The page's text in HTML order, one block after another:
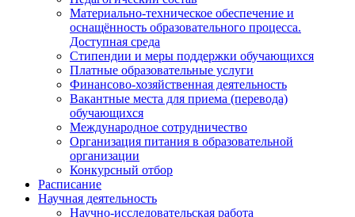
Материально-техническое обеспечение и
оснащённость образовательного процесса.
Доступная среда
Стипендии и меры поддержки обучающихся
Платные образовательные услуги
Финансово-хозяйственная деятельность
Вакантные места для приема (перевода)
обучающихся
Международное сотрудничество
Организация питания в образовательной
организации
Конкурсный отбор
Расписание
Научная деятельность
Научно-исследовательская работа